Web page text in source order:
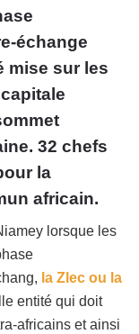
échange
mise sur les
32 chefs
la
africain.
lorsque les
la Zlec ou la
entité qui doit
africains et ainsi